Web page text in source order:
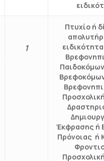
1
Πτυχίο ή
Έκφρασης ή
Πρόνοιας ή